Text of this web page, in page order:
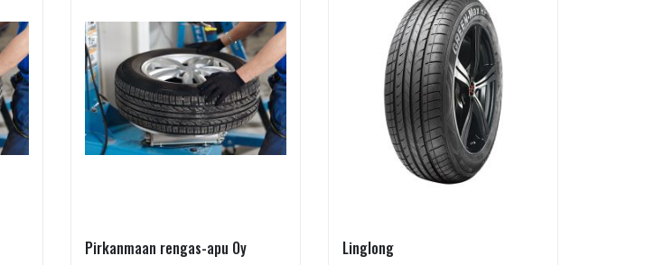
Pirkanmaan rengas-apu Oy Linglong